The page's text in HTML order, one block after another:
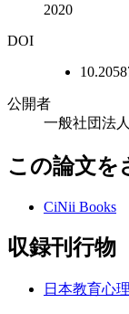
2020
DOI
公開者
一般社団法
この論文を
CiNii Books
収録刊行物
日本教育心